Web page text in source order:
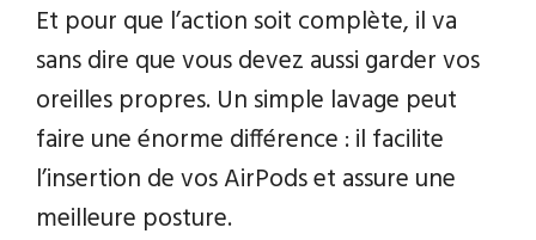
Et pour que l’action soit complète, il va
sans dire que vous devez aussi garder vos
oreilles propres. Un simple lavage peut
faire une énorme différence : il facilite
l’insertion de vos AirPods et assure une
meilleure posture.